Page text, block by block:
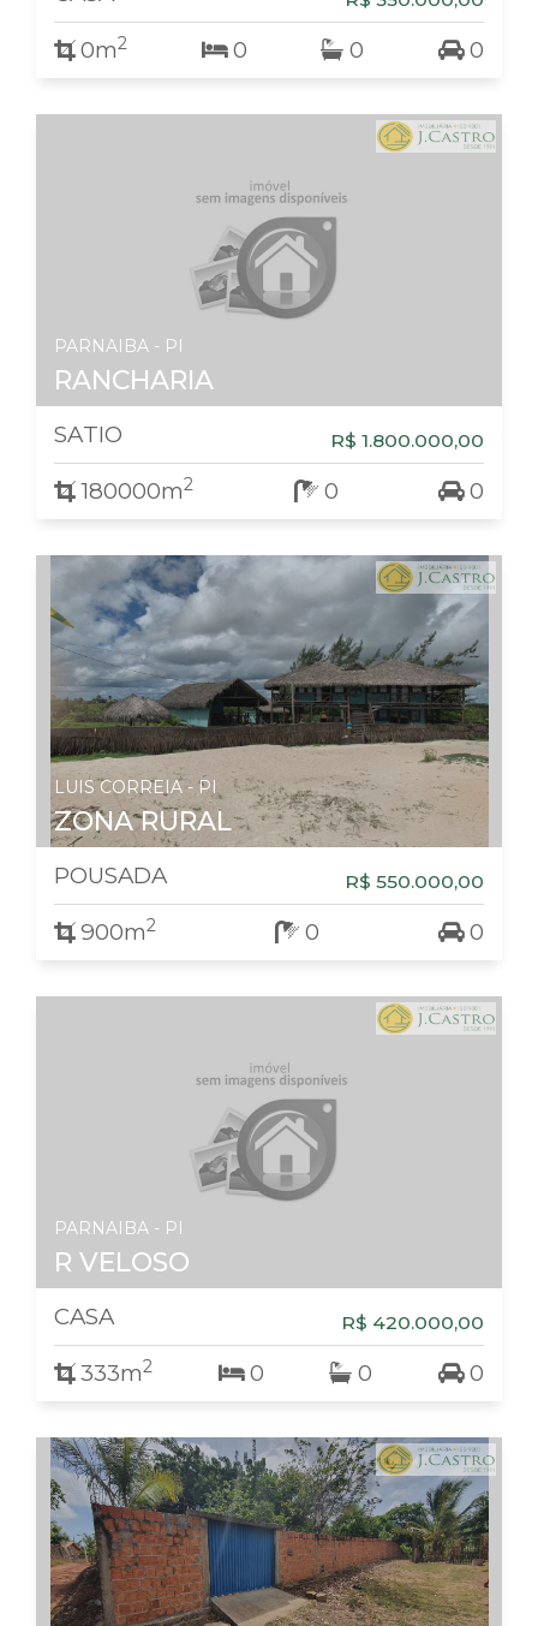
0m2 0 0 0
PARNAIBA - PI
RANCHARIA
SATIO R$ 1.800.000,00
180000m2 0 0
LUIS CORREIA - PI
ZONA RURAL
POUSADA R$ 550.000,00
900m2 0 0
PARNAIBA - PI
R VELOSO
CASA R$ 420.000,00
333m2 0 0 0